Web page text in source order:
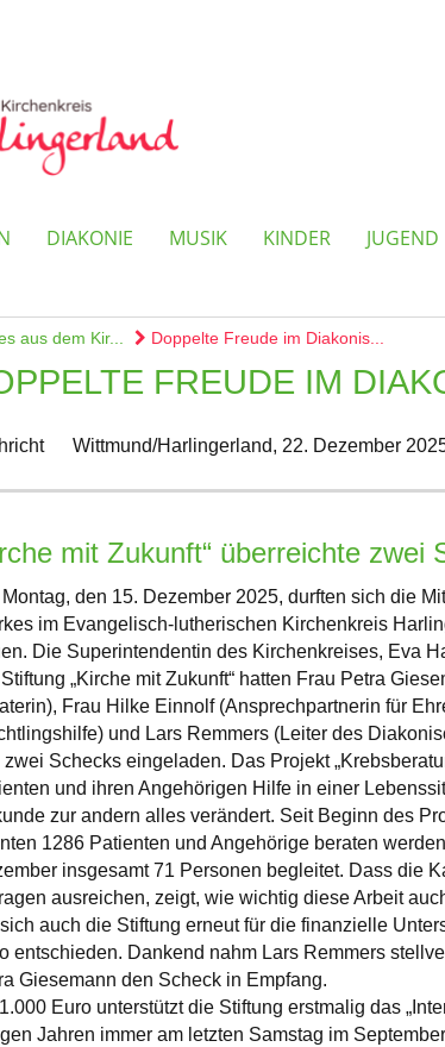
DIAKONIE MUSIK KINDER JUGEND
aus dem Kir... Doppelte Freude im Diakonis...
FREUDE IM
Wittmund/Harlingerland, 22. Dezember
mit Zukunft“ überreichte zwei
den 15. Dezember 2025, durften sich die
im Evangelisch-lutherischen Kirchenkreis
Die Superintendentin des Kirchenkreises, Eva
„Kirche mit Zukunft“ hatten Frau Petra
Frau Hilke Einnolf (Ansprechpartnerin für
und Lars Remmers (Leiter des
zwei Schecks eingeladen. Das Projekt
und ihren Angehörigen Hilfe in einer
zur andern alles verändert. Seit Beginn des
1286 Patienten und Angehörige beraten
insgesamt 71 Personen begleitet. Dass die
ausreichen, zeigt, wie wichtig diese Arbeit
auch die Stiftung erneut für die finanzielle
entschieden. Dankend nahm Lars Remmers
Giesemann den Scheck in Empfang.
Euro unterstützt die Stiftung erstmalig das
Jahren immer am letzten Samstag im